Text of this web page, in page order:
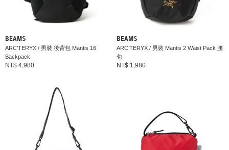
BEAMS
ARC’TERYX / 男裝 後背包 Mantis 16
Backpack
NT$ 4,980
BEAMS
ARC’TERYX / 男裝 Mantis 2 Waist Pack 腰
包
NT$ 1,980